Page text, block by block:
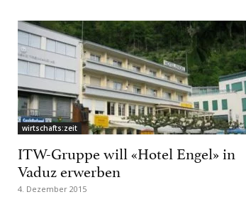
wirtschafts:zeit
ITW-Gruppe will «Hotel Engel» in
Vaduz erwerben
4. Dezember 2015